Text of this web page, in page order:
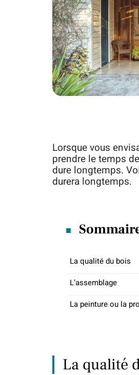
Lorsque vous
prendre le temps
dure longtemps.
durera longtemps.
La qualité du bois
L’assemblage
La peinture ou la
La qualité